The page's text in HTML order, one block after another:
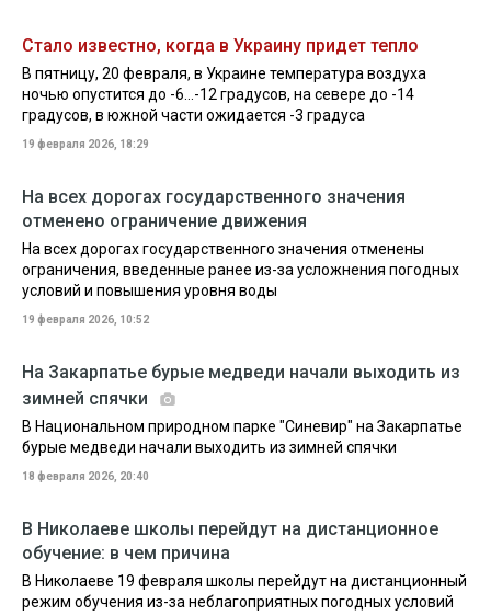
Стало известно, когда в Украину придет тепло
В пятницу, 20 февраля, в Украине температура воздуха
ночью опустится до -6…-12 градусов, на севере до -14
градусов, в южной части ожидается -3 градуса
19 февраля 2026, 18:29
На всех дорогах государственного значения
отменено ограничение движения
На всех дорогах государственного значения отменены
ограничения, введенные ранее из-за усложнения погодных
условий и повышения уровня воды
19 февраля 2026, 10:52
На Закарпатье бурые медведи начали выходить из
зимней спячки
В Национальном природном парке "Синевир" на Закарпатье
бурые медведи начали выходить из зимней спячки
18 февраля 2026, 20:40
В Николаеве школы перейдут на дистанционное
обучение: в чем причина
В Николаеве 19 февраля школы перейдут на дистанционный
режим обучения из-за неблагоприятных погодных условий